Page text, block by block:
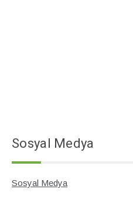
Sosyal Medya
Sosyal Medya